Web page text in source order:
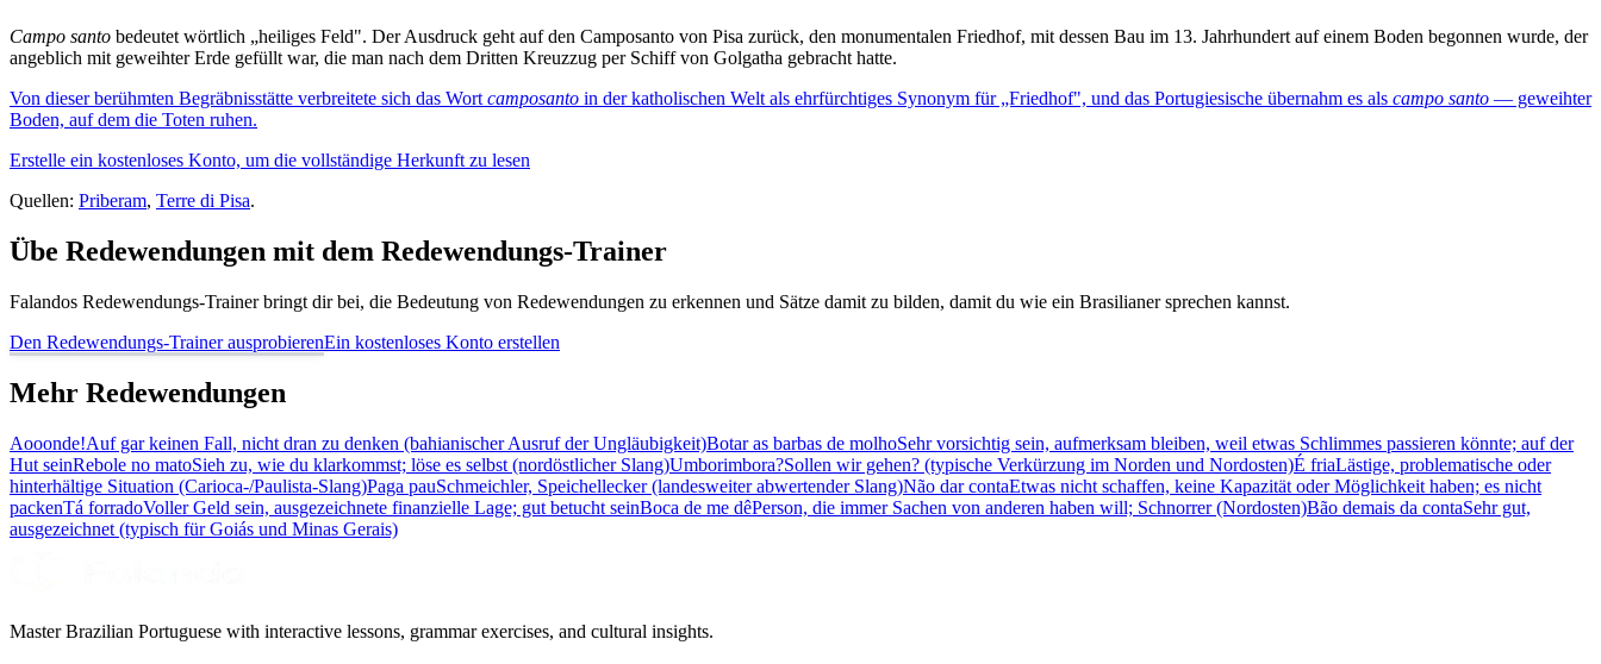
Campo santo bedeutet wörtlich „heiliges Feld". Der Ausdruck geht auf den Camposanto von Pisa zurück, den monumentalen Friedhof, mit dessen Bau im 13. Jahrhundert auf einem Boden begonnen wurde, der
angeblich mit geweihter Erde gefüllt war, die man nach dem Dritten Kreuzzug per Schiff von Golgatha gebracht hatte.
Von dieser berühmten Begräbnisstätte verbreitete sich das Wort camposanto in der katholischen Welt als ehrfürchtiges Synonym für „Friedhof", und das Portugiesische übernahm es als campo santo — geweihter
Boden, auf dem die Toten ruhen.
Erstelle ein kostenloses Konto, um die vollständige Herkunft zu lesen
Quellen: Priberam, Terre di Pisa.
Übe Redewendungen mit dem Redewendungs-Trainer
Falandos Redewendungs-Trainer bringt dir bei, die Bedeutung von Redewendungen zu erkennen und Sätze damit zu bilden, damit du wie ein Brasilianer sprechen kannst.
Den Redewendungs-Trainer ausprobierenEin kostenloses Konto erstellen
Mehr Redewendungen
Aooonde!Auf gar keinen Fall, nicht dran zu denken (bahianischer Ausruf der Ungläubigkeit)Botar as barbas de molhoSehr vorsichtig sein, aufmerksam bleiben, weil etwas Schlimmes passieren könnte; auf der
Hut seinRebole no matoSieh zu, wie du klarkommst; löse es selbst (nordöstlicher Slang)Umborimbora?Sollen wir gehen? (typische Verkürzung im Norden und Nordosten)É friaLästige, problematische oder
hinterhältige Situation (Carioca-/Paulista-Slang)Paga pauSchmeichler, Speichellecker (landesweiter abwertender Slang)Não dar contaEtwas nicht schaffen, keine Kapazität oder Möglichkeit haben; es nicht
packenTá forradoVoller Geld sein, ausgezeichnete finanzielle Lage; gut betucht seinBoca de me dêPerson, die immer Sachen von anderen haben will; Schnorrer (Nordosten)Bão demais da contaSehr gut,
ausgezeichnet (typisch für Goiás und Minas Gerais)
Master Brazilian Portuguese with interactive lessons, grammar exercises, and cultural insights.